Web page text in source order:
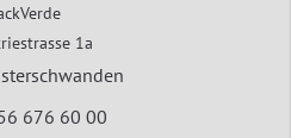
1a
676 60 00